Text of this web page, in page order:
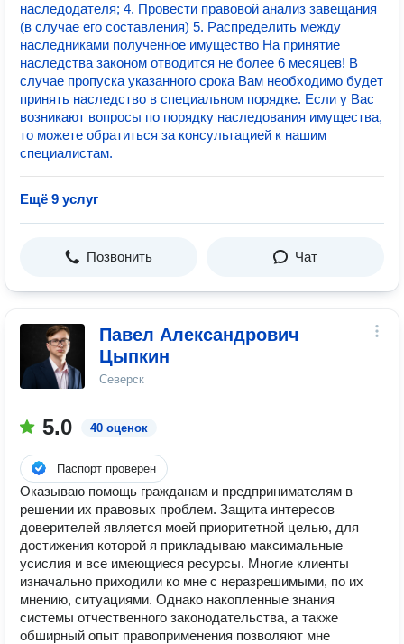
наследодателя; 4. Провести правовой анализ завещания
(в случае его составления) 5. Распределить между
наследниками полученное имущество На принятие
наследства законом отводится не более 6 месяцев! В
случае пропуска указанного срока Вам необходимо будет
принять наследство в специальном порядке. Если у Вас
возникают вопросы по порядку наследования имущества,
то можете обратиться за консультацией к нашим
специалистам.
Ещё 9 услуг
Позвонить Чат
Павел Александрович
Цыпкин
Северск
5.0 40 оценок
Паспорт проверен
Оказываю помощь гражданам и предпринимателям в
решении их правовых проблем. Защита интересов
доверителей является моей приоритетной целью, для
достижения которой я прикладываю максимальные
усислия и все имеющиеся ресурсы. Многие клиенты
изначально приходили ко мне с неразрешимыми, по их
мнению, ситуациями. Однако накопленные знания
системы отчественного законодательства, а также
обширный опыт правоприменения позволяют мне